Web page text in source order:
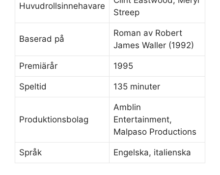
Huvudrollsinnehavare
Streep
Baserad på
Roman av Robert
James Waller (1992)
Premiärår 1995
Speltid 135 minuter
Produktionsbolag
Amblin
Entertainment,
Malpaso Productions
Språk Engelska, italienska